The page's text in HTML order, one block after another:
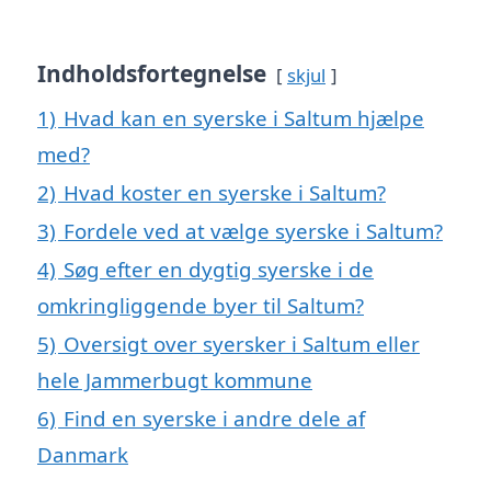
Indholdsfortegnelse skjul
1) Hvad kan en syerske i Saltum hjælpe
med?
2) Hvad koster en syerske i Saltum?
3) Fordele ved at vælge syerske i Saltum?
4) Søg efter en dygtig syerske i de
omkringliggende byer til Saltum?
5) Oversigt over syersker i Saltum eller
hele Jammerbugt kommune
6) Find en syerske i andre dele af
Danmark